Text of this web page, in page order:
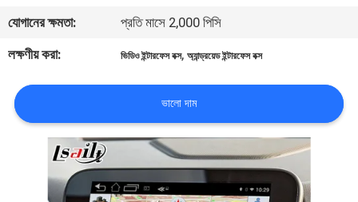
মান
নিয়ন্ত্রণ
যোগাযোগ
করুন
যোগানের ক্ষমতা:
প্রতি মাসে 2,000 পিসি
লক্ষণীয় করা:
ভিডিও ইন্টারফেস বক্স,অ্যান্ড্রয়েড ইন্টারফেস বক্স
ভালো দাম